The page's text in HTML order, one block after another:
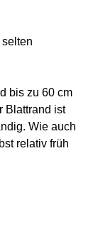
bis zu 60 cm
Blattrand ist
Wie auch
relativ früh